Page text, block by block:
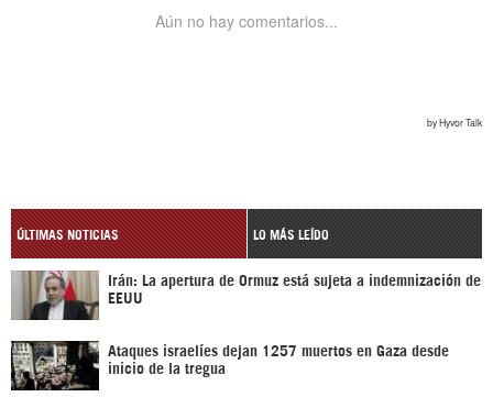
ÚLTIMAS NOTICIAS LO MÁS LEÍDO
Irán: La apertura de Ormuz está sujeta a indemnización de
EEUU
Ataques israelíes dejan 1257 muertos en Gaza desde
inicio de la tregua